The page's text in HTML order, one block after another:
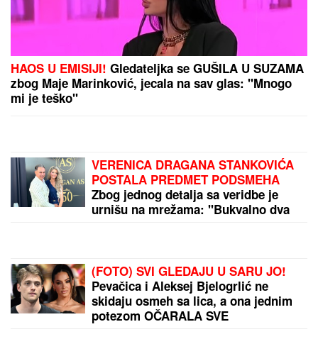
HAOS U EMISIJI! Gledateljka se GUŠILA U SUZAMA
zbog Maje Marinković, jecala na sav glas: "Mnogo
mi je teško"
VERENICA DRAGANA STANKOVIĆA
POSTALA PREDMET PODSMEHA
Zbog jednog detalja sa veridbe je
urnišu na mrežama: "Bukvalno dva
(FOTO) SVI GLEDAJU U SARU JO!
Pevačica i Aleksej Bjelogrlić ne
skidaju osmeh sa lica, a ona jednim
potezom OČARALA SVE